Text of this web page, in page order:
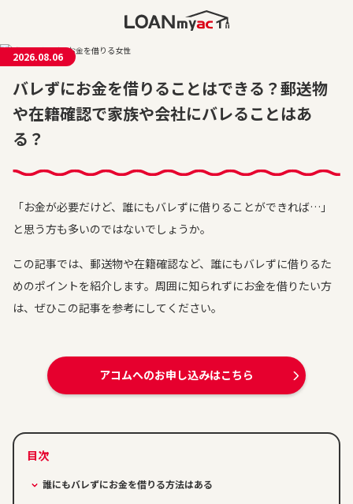
2026.08.06
バレずにお金を借りることはできる？郵送物
や在籍確認で家族や会社にバレることはあ
る？
「お金が必要だけど、誰にもバレずに借りることができれば…」
と思う方も多いのではないでしょうか。
この記事では、郵送物や在籍確認など、誰にもバレずに借りるた
めのポイントを紹介します。周囲に知られずにお金を借りたい方
は、ぜひこの記事を参考にしてください。
アコムへのお申し込みはこちら
誰にもバレずにお金を借りる方法はある